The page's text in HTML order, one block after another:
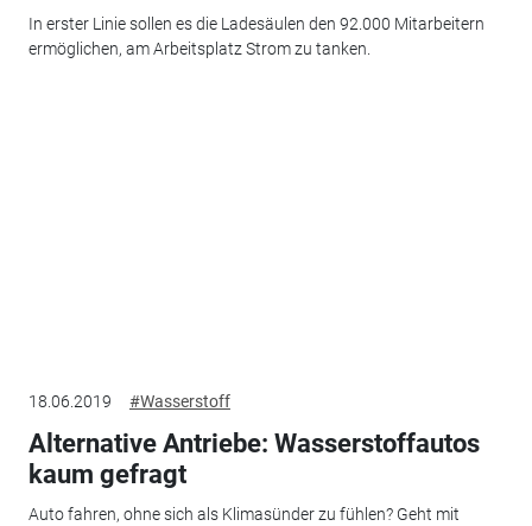
In erster Linie sollen es die Ladesäulen den 92.000 Mitarbeitern
ermöglichen, am Arbeitsplatz Strom zu tanken.
18.06.2019 #Wasserstoff
Alternative Antriebe: Wasserstoffautos
kaum gefragt
Auto fahren, ohne sich als Klimasünder zu fühlen? Geht mit